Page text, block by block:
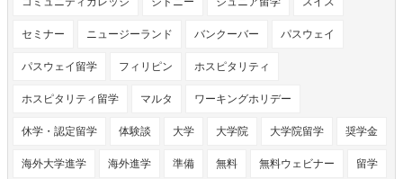
セミナー ニュージーランド バンクーバー パスウェイ
パスウェイ留学 フィリピン ホスピタリティ
ホスピタリティ留学 マルタ ワーキングホリデー
休学・認定留学 体験談 大学 大学院 大学院留学 奨学金
海外大学進学 海外進学 準備 無料 無料ウェビナー 留学